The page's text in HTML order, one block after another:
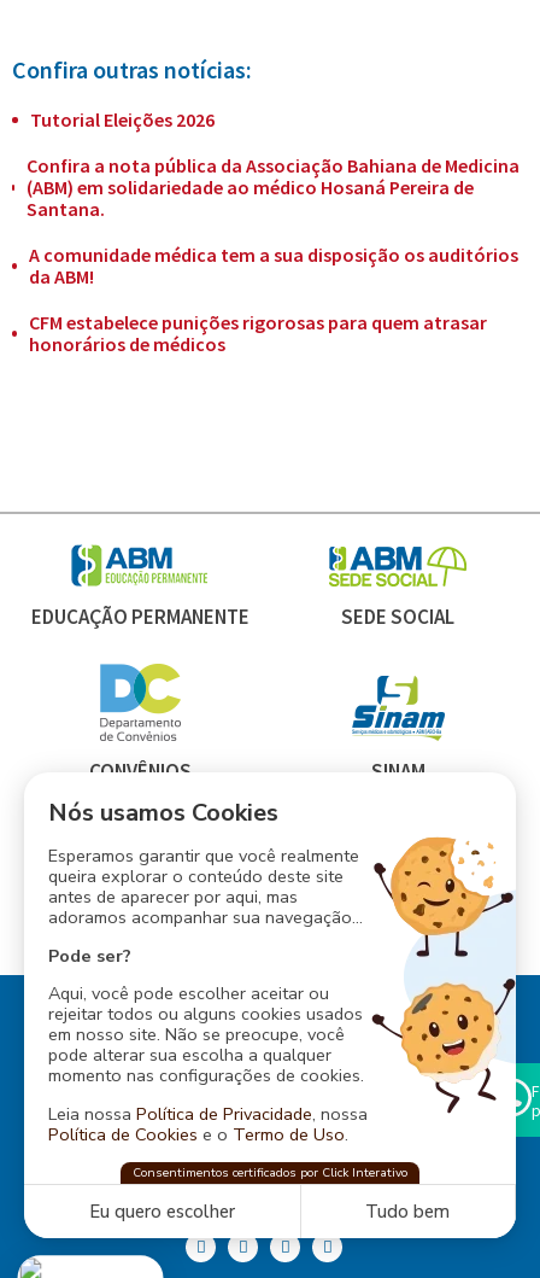
Confira outras notícias:
Tutorial Eleições 2026
Confira a nota pública da Associação Bahiana de Medicina
(ABM) em solidariedade ao médico Hosaná Pereira de
Santana.
A comunidade médica tem a sua disposição os auditórios
da ABM!
CFM estabelece punições rigorosas para quem atrasar
honorários de médicos
EDUCAÇÃO PERMANENTE SEDE SOCIAL
CONVÊNIOS SINAM
CONSÓRCIO ABM INESS
Rua Baependi, 162
Ondina, Salvador - Bahia
CEP: 40170-070
Tel.:... ver telefone
CNPJ: 13.548.938/0001-92
Nós usamos Cookies
Esperamos garantir que você realmente
queira explorar o conteúdo deste site
antes de aparecer por aqui, mas
adoramos acompanhar sua navegação...
Pode ser?
Aqui, você pode escolher aceitar ou
rejeitar todos ou alguns cookies usados
em nosso site. Não se preocupe, você
pode alterar sua escolha a qualquer
momento nas configurações de cookies.
Leia nossa Política de Privacidade, nossa
Política de Cookies e o Termo de Uso.
Consentimentos certificados por Click Interativo
ABM confia naClick Interativopara proteger sua privacidade
Eu quero escolher Tudo bem